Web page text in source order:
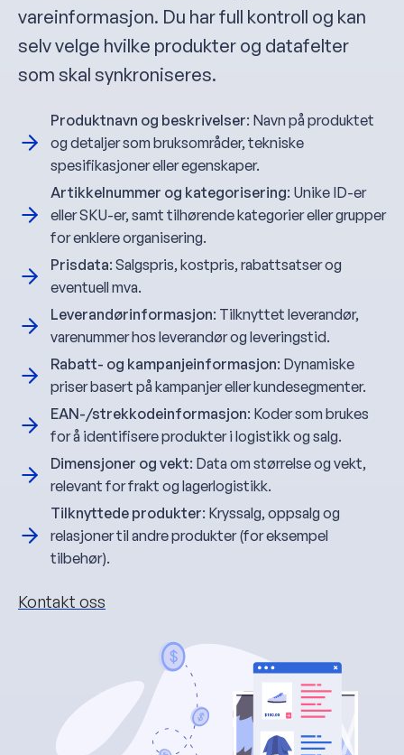
vareinformasjon. Du har full kontroll og kan
selv velge hvilke produkter og datafelter
som skal synkroniseres.
Produktnavn og beskrivelser: Navn på produktet
og detaljer som bruksområder, tekniske
spesifikasjoner eller egenskaper.
Artikkelnummer og kategorisering: Unike ID-er
eller SKU-er, samt tilhørende kategorier eller grupper
for enklere organisering.
Prisdata: Salgspris, kostpris, rabattsatser og
eventuell mva.
Leverandørinformasjon: Tilknyttet leverandør,
varenummer hos leverandør og leveringstid.
Rabatt- og kampanjeinformasjon: Dynamiske
priser basert på kampanjer eller kundesegmenter.
EAN-/strekkodeinformasjon: Koder som brukes
for å identifisere produkter i logistikk og salg.
Dimensjoner og vekt: Data om størrelse og vekt,
relevant for frakt og lagerlogistikk.
Tilknyttede produkter: Kryssalg, oppsalg og
relasjoner til andre produkter (for eksempel
tilbehør).
Kontakt oss